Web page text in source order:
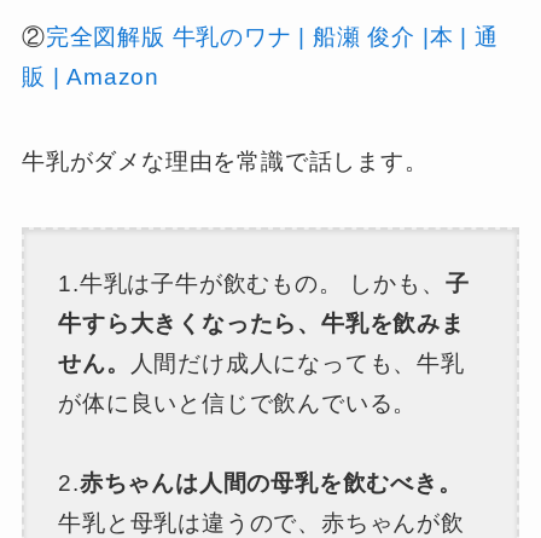
②完全図解版 牛乳のワナ | 船瀬 俊介 |本 | 通
販 | Amazon
牛乳がダメな理由を常識で話します。
1.牛乳は子牛が飲むもの。 しかも、 子
牛すら大きくなったら、牛乳を飲みま
せん。
人間だけ成人になっても、牛乳
が体に良いと信じで飲んでいる。
2.赤ちゃんは人間の母乳を飲むべき。
牛乳と母乳は違うので、赤ちゃんが飲